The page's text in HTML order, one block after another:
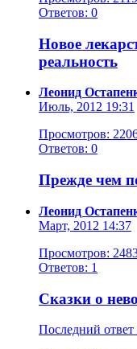
Ответов: 0
Новое
реальность
Леонид
Июль, 2012 19:31
Просмотров:
Ответов: 0
Прежде чем
Леонид
Март, 2012 14:37
Просмотров:
Ответов: 1
Сказки о
Последний